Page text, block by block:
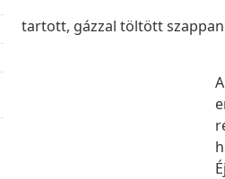
tartott, gázzal töltött